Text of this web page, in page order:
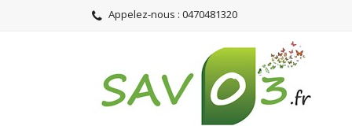
Appelez-nous : 0470481320